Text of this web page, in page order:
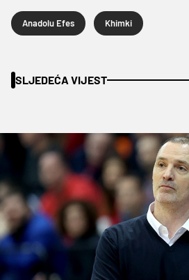
Anadolu Efes Khimki
SLJEDEĆA VIJEST